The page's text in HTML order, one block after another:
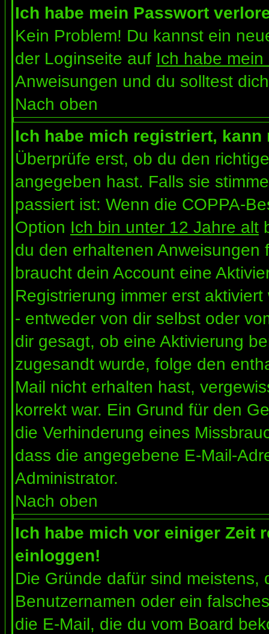
Ich habe mein Passwort
Kein Problem! Du kannst ein
der Loginseite auf Ich habe
Anweisungen und du solltest
Nach oben
Ich habe mich registriert,
Überprüfe erst, ob du den
angegeben hast. Falls sie
passiert ist: Wenn die COPPA-
Option Ich bin unter 12 Jahre alt
du den erhaltenen
braucht dein Account eine
Registrierung immer erst
- entweder von dir selbst oder
dir gesagt, ob eine Aktivierung
zugesandt wurde, folge den
Mail nicht erhalten hast,
korrekt war. Ein Grund für den
die Verhinderung eines
dass die angegebene E-Mail-
Administrator.
Nach oben
Ich habe mich vor einiger Zeit
einloggen!
Die Gründe dafür sind
Benutzernamen oder ein
die E-Mail, die du vom Board